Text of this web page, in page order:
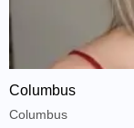
Columbus
Columbus